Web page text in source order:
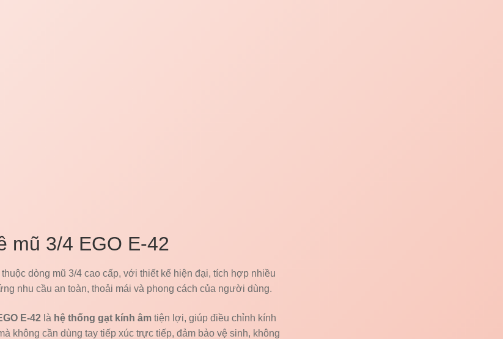
mũ 3/4 EGO E-42
dòng mũ 3/4 cao cấp, với thiết kế hiện đại, tích hợp nhiều
nhu cầu an toàn, thoải mái và phong cách của người dùng.
E-42là hệ thống gạt kính âmtiện lợi, giúp điều chỉnh kính
không cần dùng tay tiếp xúc trực tiếp, đảm bảo vệ sinh, không